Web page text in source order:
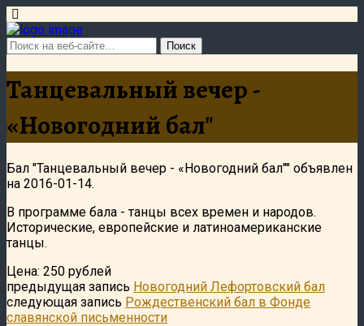
Танцевальный вечер -
«Новогодний бал"
Бал "Танцевальный вечер - «Новогодний бал"" объявлен
на 2016-01-14.
В программе бала - танцы всех времен и народов.
Исторические, европейские и латиноамериканские
танцы.
Цена: 250 рублей
предыдущая запись Новогодний Лефортовский бал
следующая запись Рождественский бал в Фонде
славянской письменности